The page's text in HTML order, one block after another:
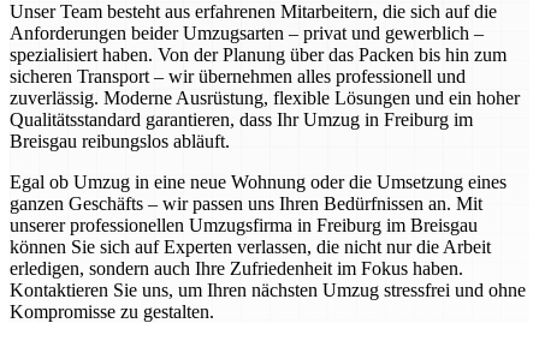
Unser Team besteht aus erfahrenen Mitarbeitern, die sich auf die
Anforderungen beider Umzugsarten – privat und gewerblich –
spezialisiert haben. Von der Planung über das Packen bis hin zum
sicheren Transport – wir übernehmen alles professionell und
zuverlässig. Moderne Ausrüstung, flexible Lösungen und ein hoher
Qualitätsstandard garantieren, dass Ihr Umzug in Freiburg im
Breisgau reibungslos abläuft.
Egal ob Umzug in eine neue Wohnung oder die Umsetzung eines
ganzen Geschäfts – wir passen uns Ihren Bedürfnissen an. Mit
unserer professionellen Umzugsfirma in Freiburg im Breisgau
können Sie sich auf Experten verlassen, die nicht nur die Arbeit
erledigen, sondern auch Ihre Zufriedenheit im Fokus haben.
Kontaktieren Sie uns, um Ihren nächsten Umzug stressfrei und ohne
Kompromisse zu gestalten.